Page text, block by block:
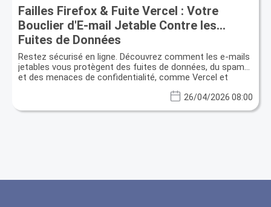
Failles Firefox & Fuite Vercel : Votre
Bouclier d'E-mail Jetable Contre les
Fuites de Données
Restez sécurisé en ligne. Découvrez comment les e-mails
jetables vous protègent des fuites de données, du spam
et des menaces de confidentialité, comme Vercel et
26/04/2026 08:00